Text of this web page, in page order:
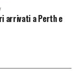
voluto
addosso.
avversario e
arrivati a Perth e